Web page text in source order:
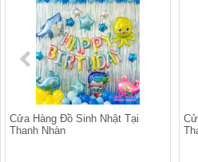
Cửa Hàng Đồ Sinh Nhật Tại
Thanh Nhàn